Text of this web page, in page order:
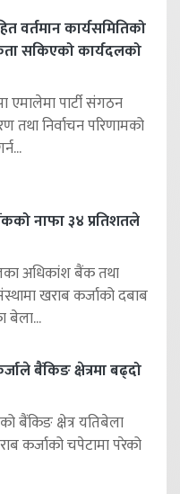
वर्तमान कार्यसमितिको
सकिएको कार्यदलको
पार्टी संगठन
तथा निर्वाचन परिणामको
नाफा ३४ प्रतिशतले
अधिकांश बैंक तथा
खराब कर्जाको दबाब
बेला...
बैंकिङ क्षेत्रमा बढ्दो
बैंकिङ क्षेत्र यतिबेला
कर्जाको चपेटामा परेको